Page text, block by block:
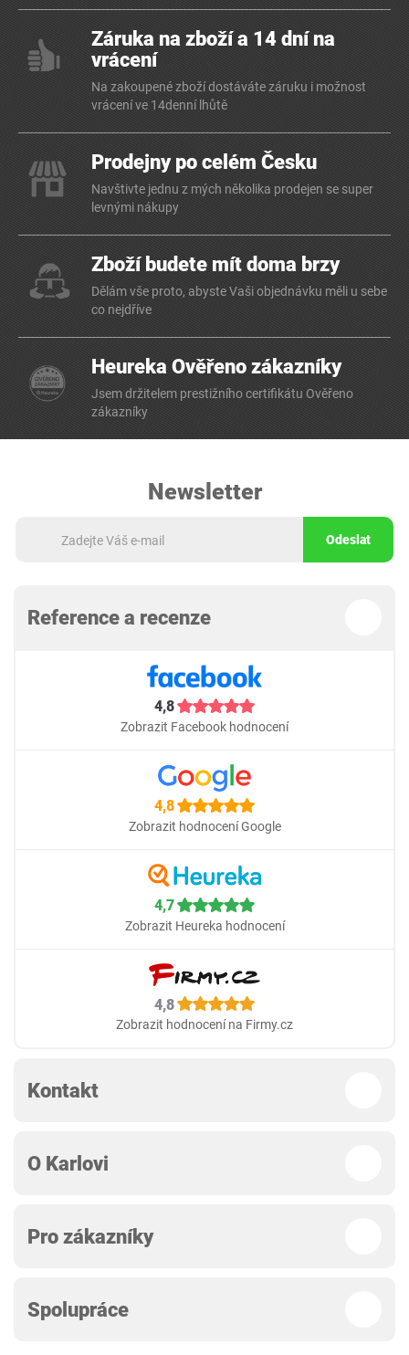
Záruka na zboží a 14 dní na
vrácení
Na zakoupené zboží dostáváte záruku i možnost
vrácení ve 14denní lhůtě
Prodejny po celém Česku
Navštivte jednu z mých několika prodejen se super
levnými nákupy
Zboží budete mít doma brzy
Dělám vše proto, abyste Vaši objednávku měli u sebe
co nejdříve
Heureka Ověřeno zákazníky
Jsem držitelem prestižního certifikátu Ověřeno
zákazníky
Newsletter
Odeslat
Reference a recenze
4,8
Zobrazit Facebook hodnocení
4,8
Zobrazit hodnocení Google
4,7
Zobrazit Heureka hodnocení
4,8
Zobrazit hodnocení na Firmy.cz
Kontakt
O Karlovi
Pro zákazníky
Spolupráce